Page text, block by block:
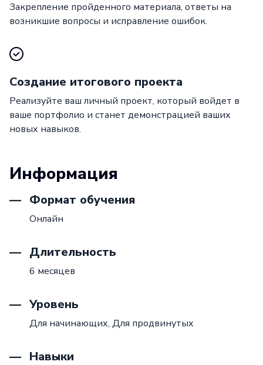
Закрепление пройденного материала, ответы на
возникшие вопросы и исправление ошибок.
Создание итогового проекта
Реализуйте ваш личный проект, который войдет в
ваше портфолио и станет демонстрацией ваших
новых навыков.
Информация
Формат обучения
Онлайн
Длительность
6 месяцев
Уровень
Для начинающих, Для продвинутых
Навыки